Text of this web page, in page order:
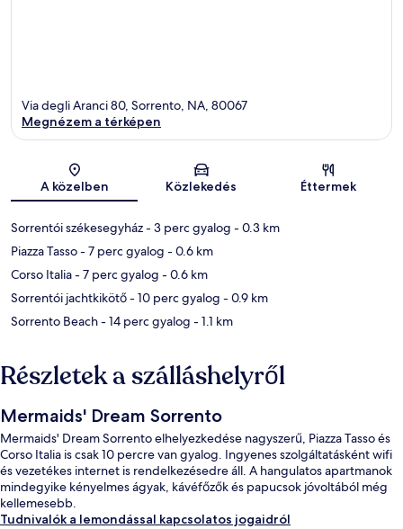
Térkép
Via degli Aranci 80, Sorrento, NA, 80067
Megnézem a térképen
A közelben Közlekedés Éttermek
Sorrentói székesegyház- 3 perc gyalog - 0.3 km
Piazza Tasso- 7 perc gyalog - 0.6 km
Corso Italia- 7 perc gyalog - 0.6 km
Sorrentói jachtkikötő- 10 perc gyalog - 0.9 km
Sorrento Beach- 14 perc gyalog - 1.1 km
Részletek a szálláshelyről
Mermaids' Dream Sorrento
Mermaids' Dream Sorrento elhelyezkedése nagyszerű, Piazza Tasso és
Corso Italia is csak 10 percre van gyalog. Ingyenes szolgáltatásként wifi
és vezetékes internet is rendelkezésedre áll. A hangulatos apartmanok
mindegyike kényelmes ágyak, kávéfőzők és papucsok jóvoltából még
kellemesebb.
Tudnivalók a lemondással kapcsolatos jogaidról